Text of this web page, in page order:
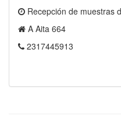
Recepción de muestras
A Aita 664
2317445913